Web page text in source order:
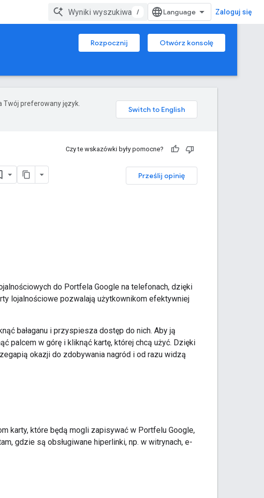
/ Zaloguj się
Rozpocznij
Otwórz konsolę
Twój preferowany język.
Czy te wskazówki były pomocne?
Prześlij opinię
do Portfela Google na telefonach, dzięki
lojalnościowe pozwalają użytkownikom efektywniej
bałaganu i przyspiesza dostęp do nich. Aby ją
palcem w górę i kliknąć kartę, której chcą użyć. Dzięki
okazji do zdobywania nagród i od razu widzą
karty, które będą mogli zapisywać w Portfelu Google,
gdzie są obsługiwane hiperlinki, np. w witrynach, e-